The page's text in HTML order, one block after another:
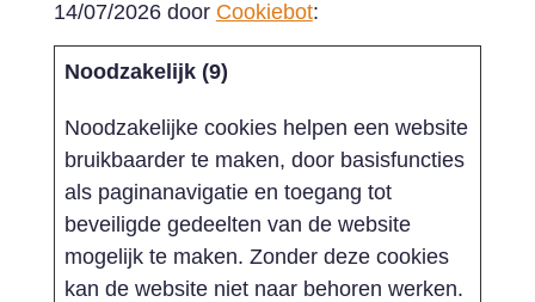
14/07/2026 door Cookiebot:
Noodzakelijk (9)
Noodzakelijke cookies helpen een website
bruikbaarder te maken, door basisfuncties
als paginanavigatie en toegang tot
beveiligde gedeelten van de website
mogelijk te maken. Zonder deze cookies
kan de website niet naar behoren werken.